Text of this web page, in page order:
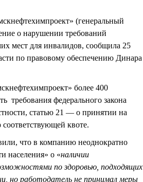
(генеральный
о нарушении требований
мест для инвалидов, сообщила 25
по правовому обеспечению Динара
более 400
требования федерального закона
статью 21 — о принятии на
квоте.
что в компанию неоднократно
населения» о «наличии
по здоровью, подходящих
но работодатель не принимал меры